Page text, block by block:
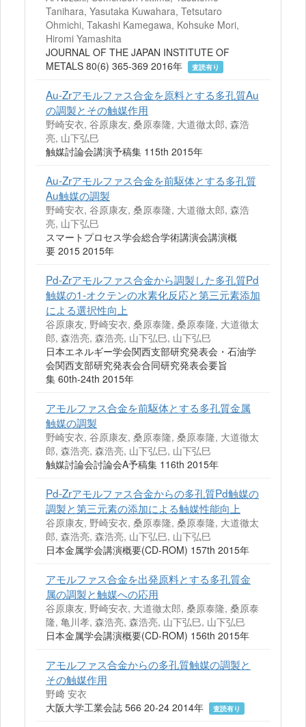
Tanihara, Yasutaka Kuwahara, Tetsutaro
Ohmichi, Takashi Kamegawa, Kohsuke Mori,
Hiromi Yamashita
JOURNAL OF THE JAPAN INSTITUTE OF
METALS 80(6) 365-369 2016年
査読有り
Au-Zrアモルファス合金を原料とする多孔質Au
の調製とその触媒作用
野崎安衣, 谷原康友, 桑原泰隆, 大道徹太郎, 森浩
亮, 山下弘巳
触媒討論会講演予稿集 115th 2015年
Au-Zrアモルファス合金を前駆体とする多孔質
Au触媒の調製
野崎安衣, 谷原康友, 桑原泰隆, 大道徹太郎, 森浩
亮, 山下弘巳
スマートプロセス学会総合学術講演会講演概
要 2015 2015年
Pd-Zrアモルファス合金から調製した多孔質Pd
触媒の1-オクテンの水素化反応と第三元素添加
による選択性向上
谷原康友, 野崎安衣, 桑原泰隆, 桑原泰隆, 大道徹太
郎, 森浩亮, 森浩亮, 山下弘巳, 山下弘巳
日本エネルギー学会関西支部研究発表会・石油学
会関西支部研究発表会合同研究発表会要旨
集 60th-24th 2015年
アモルファス合金を前駆体とする多孔質金属
触媒の調製
野崎安衣, 谷原康友, 桑原泰隆, 桑原泰隆, 大道徹太
郎, 森浩亮, 森浩亮, 山下弘巳, 山下弘巳
触媒討論会討論会A予稿集 116th 2015年
Pd-Zrアモルファス合金からの多孔質Pd触媒の
調製と第三元素の添加による触媒性能向上
谷原康友, 野崎安衣, 桑原泰隆, 桑原泰隆, 大道徹太
郎, 森浩亮, 森浩亮, 山下弘巳, 山下弘巳
日本金属学会講演概要(CD-ROM) 157th 2015年
アモルファス合金を出発原料とする多孔質金
属の調製と触媒への応用
谷原康友, 野崎安衣, 大道徹太郎, 桑原泰隆, 桑原泰
隆, 亀川孝, 森浩亮, 森浩亮, 山下弘巳, 山下弘巳
日本金属学会講演概要(CD-ROM) 156th 2015年
アモルファス合金からの多孔質触媒の調製と
その触媒作用
野﨑 安衣
大阪大学工業会誌 566 20-24 2014年
査読有り